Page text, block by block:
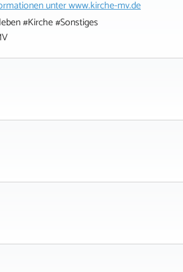
unterwww.kirche-mv.de
#Kirche #Sonstiges